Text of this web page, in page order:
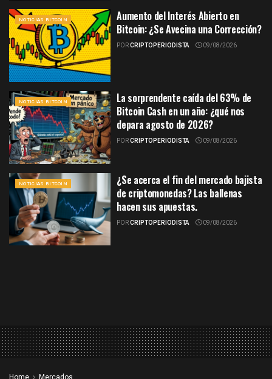
NOTICIAS BITCOIN
Aumento del Interés Abierto en
Bitcoin: ¿Se Avecina una Corrección?
PORCRIPTOPERIODISTA 09/08/2026
NOTICIAS BITCOIN
La sorprendente caída del 63% de
Bitcoin Cash en un año: ¿qué nos
depara agosto de 2026?
PORCRIPTOPERIODISTA 09/08/2026
NOTICIAS BITCOIN
¿Se acerca el fin del mercado bajista
de criptomonedas? Las ballenas
hacen sus apuestas.
PORCRIPTOPERIODISTA 09/08/2026